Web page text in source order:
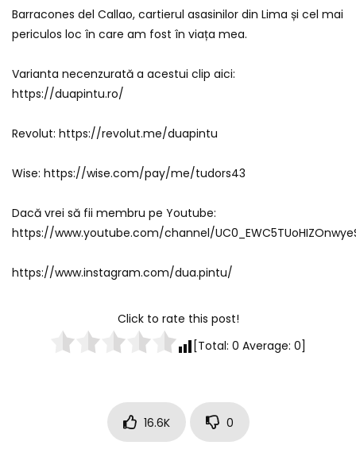
Barracones del Callao, cartierul asasinilor din Lima și cel mai
periculos loc în care am fost în viața mea.
Varianta necenzurată a acestui clip aici:
https://duapintu.ro/
Revolut: https://revolut.me/duapintu
Wise: https://wise.com/pay/me/tudors43
Dacă vrei să fii membru pe Youtube:
https://www.youtube.com/channel/
https://www.instagram.com/dua.pintu/
Click to rate this post!
[Total: 0 Average: 0]
16.6K 0